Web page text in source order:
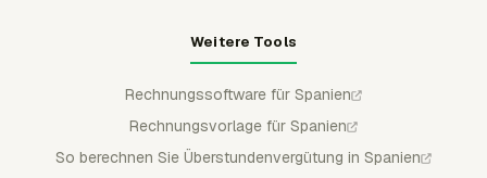
Weitere Tools
Rechnungssoftware für Spanien
Rechnungsvorlage für Spanien
So berechnen Sie Überstundenvergütung in Spanien